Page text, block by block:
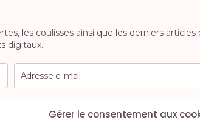
Gérer le consentement aux
les coulisses ainsi que les derniers
digitaux.